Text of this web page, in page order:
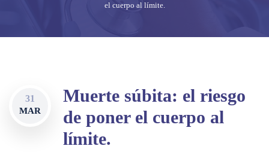
el cuerpo al límite.
31
MAR
Muerte súbita: el riesgo
de poner el cuerpo al
límite.